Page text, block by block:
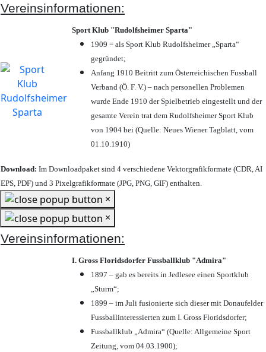
Vereinsinformationen:
Sport Klub "Rudolfsheimer Sparta"
1909 = als Sport Klub Rudolfsheimer „Sparta“
gegründet;
Anfang 1910 Beitritt zum Österreichischen Fussball
Verband (Ö. F. V.) – nach personellen Problemen
wurde Ende 1910 der Spielbetrieb eingestellt und der
gesamte Verein trat dem Rudolfsheimer Sport Klub
von 1904 bei (Quelle: Neues Wiener Tagblatt, vom
01.10.1910)
Download: Im Downloadpaket sind 4 verschiedene Vektorgrafikformate (CDR, AI
EPS, PDF) und 3 Pixelgrafikformate (JPG, PNG, GIF) enthalten.
×
×
Vereinsinformationen:
I. Gross Floridsdorfer Fussballklub "Admira"
1897 – gab es bereits in Jedlesee einen Sportklub
„Sturm“;
1899 – im Juli fusionierte sich dieser mit Donaufelder
Fussballinteressierten zum I. Gross Floridsdorfer;
Fussballklub „Admira“ (Quelle: Allgemeine Sport
Zeitung, vom 04.03.1900);